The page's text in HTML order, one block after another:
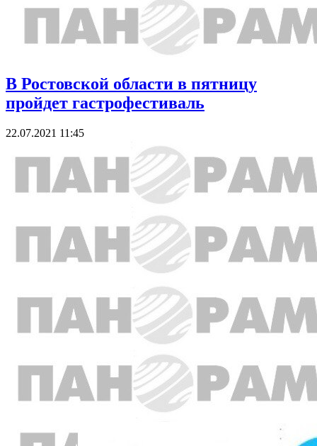
В Ростовской области в пятницу
пройдет гастрофестиваль
22.07.2021 11:45